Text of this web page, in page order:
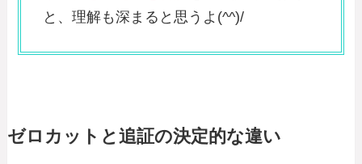
と、理解も深まると思うよ(^^)/
ゼロカットと追証の決定的な違い